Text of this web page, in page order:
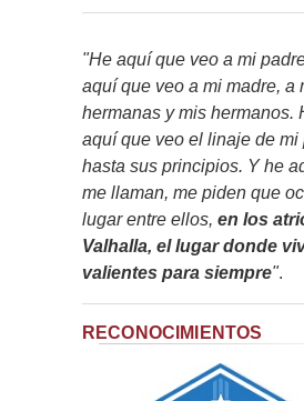
"He aquí que veo a mi
aquí que veo a mi madre, a
hermanas y mis hermanos.
aquí que veo el linaje de mi
hasta sus principios. Y he
me llaman, me piden que
lugar entre ellos, en los
Valhalla, el lugar donde
valientes para siempre".
RECONOCIMIENTOS